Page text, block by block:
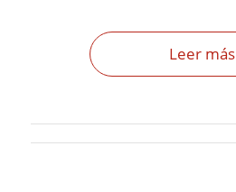
Leer más